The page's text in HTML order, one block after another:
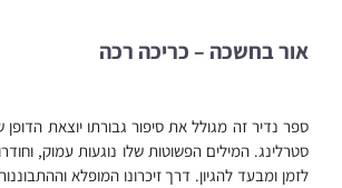
אור בחשכה – כריכה רכה
ספר נדיר זה מגולל את סיפור גבורתו יוצאת הדופן
סטרלינג. המילים הפשוטות שלו נוגעות עמוק,
לזמן ומבעד להגיון. דרך זיכרונו המופלא